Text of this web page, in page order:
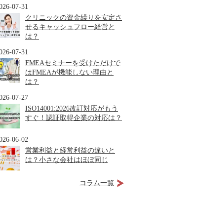
07-31
クリニックの資金繰りを安定さ
せるキャッシュフロー経営と
は？
07-31
FMEAセミナーを受けただけで
はFMEAが機能しない理由と
は？
07-27
ISO14001:2026改訂対応がもう
すぐ！認証取得企業の対応は？
06-02
営業利益と経常利益の違いと
は？小さな会社はほぼ同じ
コラム一覧